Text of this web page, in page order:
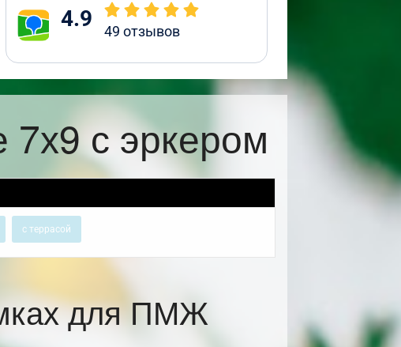
4.9 49 отзывов
с эркером
с террасой
для ПМЖ